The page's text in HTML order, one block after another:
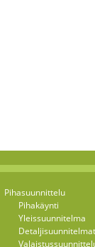
Pihasuunnittelu
Pihakäynti
Yleissuunnitelma
Detaljisuunnitelmat